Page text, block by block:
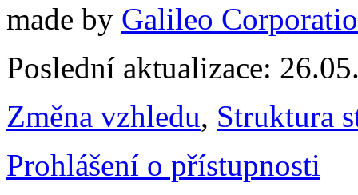
made by Galileo
Poslední aktualizace:
Změna vzhledu, Struktura
Prohlášení o přístupnosti